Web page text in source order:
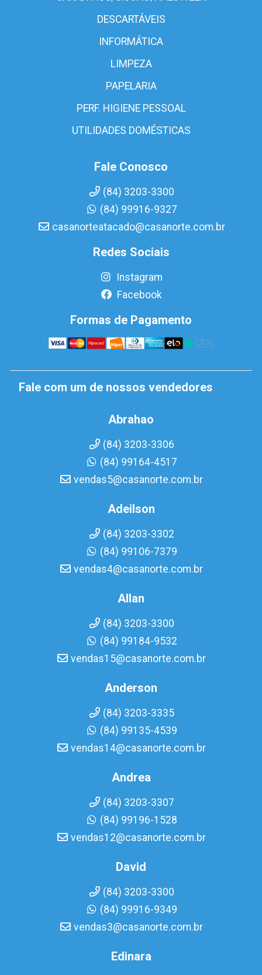
DESCARTÁVEIS
INFORMÁTICA
LIMPEZA
PAPELARIA
PERF. HIGIENE PESSOAL
UTILIDADES DOMÉSTICAS
Fale Conosco
(84) 3203-3300
(84) 99916-9327
casanorteatacado@casanorte.com.br
Redes Sociais
Instagram
Facebook
Formas de Pagamento
Fale com um de nossos vendedores
Abrahao
(84) 3203-3306
(84) 99164-4517
vendas5@casanorte.com.br
Adeilson
(84) 3203-3302
(84) 99106-7379
vendas4@casanorte.com.br
Allan
(84) 3203-3300
(84) 99184-9532
vendas15@casanorte.com.br
Anderson
(84) 3203-3335
(84) 99135-4539
vendas14@casanorte.com.br
Andrea
(84) 3203-3307
(84) 99196-1528
vendas12@casanorte.com.br
David
(84) 3203-3300
(84) 99916-9349
vendas3@casanorte.com.br
Edinara